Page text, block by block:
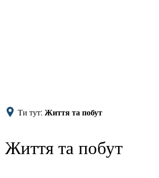
Ти тут: Життя та побут
Життя та побут